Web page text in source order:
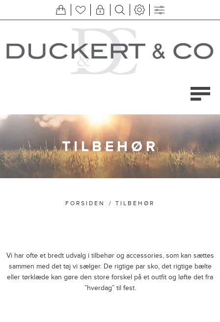
TILBEHØR
FORSIDEN / TILBEHØR
Vi har ofte et bredt udvalg i tilbehør og accessories, som kan sættes
sammen med det tøj vi sælger. De rigtige par sko, det rigtige bælte
eller tørklæde kan gøre den store forskel på et outfit og løfte det fra
”hverdag” til fest.